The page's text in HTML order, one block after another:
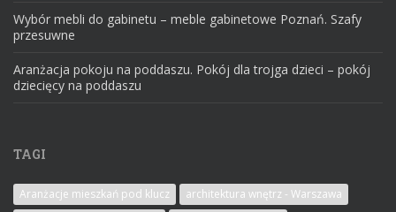
Wybór mebli do gabinetu – meble gabinetowe Poznań. Szafy
przesuwne
Aranżacja pokoju na poddaszu. Pokój dla trojga dzieci – pokój
dziecięcy na poddaszu
TAGI
Aranżacje mieszkań pod klucz
architektura wnętrz - Warszawa